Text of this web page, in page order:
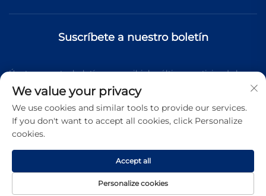
Suscríbete a nuestro boletín
Únete a nuestro boletín para recibir las últimas noticias de la
industria, actualizaciones y perspectivas de nuestro equipo.
Derechos de autor © 2025 Shanghai 3K Laser Technology Co.,
Ltd. Todos los derechos reservados.Política de Privacidad
We value your privacy
We use cookies and similar tools to provide our services.
If you don't want to accept all cookies, click Personalize
cookies.
Personalize cookies
Accept all